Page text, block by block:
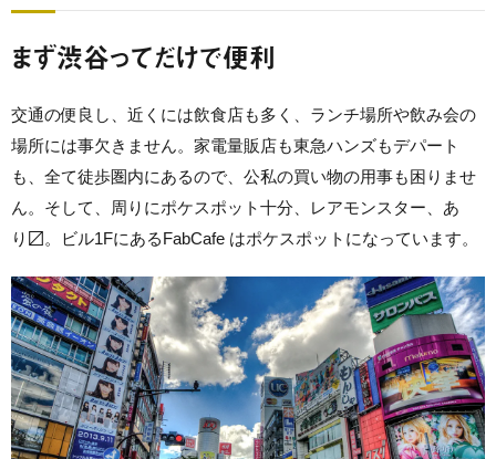
まず渋谷ってだけで便利
交通の便良し、近くには飲食店も多く、ランチ場所や飲み会の
場所には事欠きません。家電量販店も東急ハンズもデパート
も、全て徒歩圏内にあるので、公私の買い物の用事も困りませ
ん。そして、周りにポケスポット十分、レアモンスター、あ
り〼。ビル1FにあるFabCafe はポケスポットになっています。